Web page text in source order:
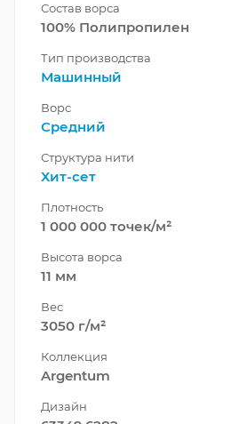
Состав ворса
100% Полипропилен
Тип производства
Машинный
Ворс
Средний
Структура нити
Хит-сет
Плотность
1 000 000 точек/м²
Высота ворса
11 мм
Вес
3050 г/м²
Коллекция
Argentum
Дизайн